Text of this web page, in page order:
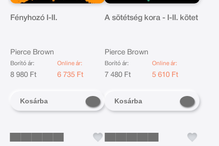
Fényhozó I-II.
Pierce Brown
Borító ár:
8 980 Ft
Online ár:
6 735 Ft
Kosárba
A sötétség kora - I-II. kötet
Pierce Brown
Borító ár:
7 480 Ft
Online ár:
5 610 Ft
Kosárba